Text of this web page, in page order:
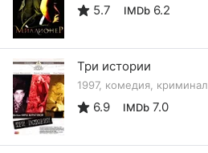
5.7 IMDb 6.2
Три истории
1997, комедия, криминал
6.9 IMDb 7.0